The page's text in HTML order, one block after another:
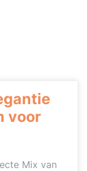
voor
Mix van